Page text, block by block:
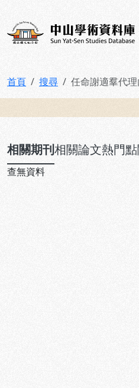
中山學術資
首頁 搜尋 任命謝適羣代
相關期刊相關論文熱門
查無資料